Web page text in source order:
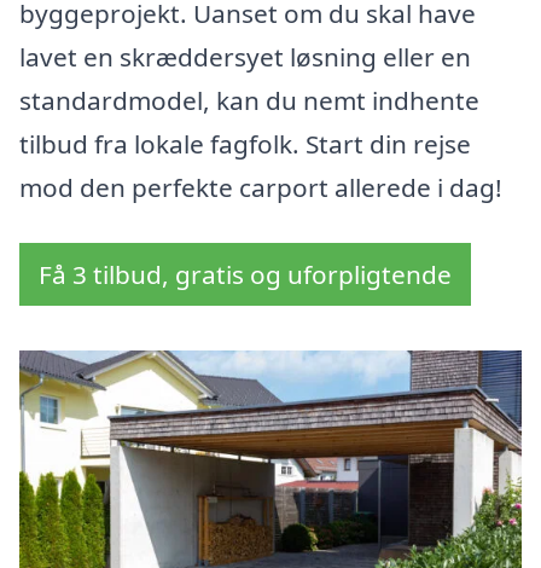
byggeprojekt. Uanset om du skal have
lavet en skræddersyet løsning eller en
standardmodel, kan du nemt indhente
tilbud fra lokale fagfolk. Start din rejse
mod den perfekte carport allerede i dag!
Få 3 tilbud, gratis og uforpligtende